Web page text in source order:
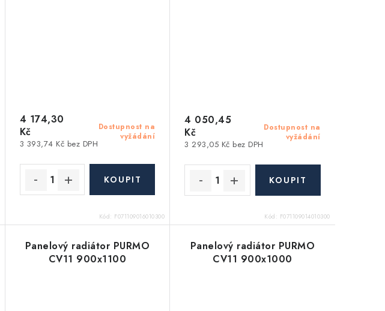
Dostupnost na
vyžádání
3 393,74 Kč bez DPH
4 174,30
Kč
Kód: F071109016010300
Dostupnost na
vyžádání
3 293,05 Kč bez DPH
4 050,45
Kč
Kód: F071109014010300
Panelový radiátor PURMO
CV11 900x1100
Panelový radiátor PURMO
CV11 900x1000